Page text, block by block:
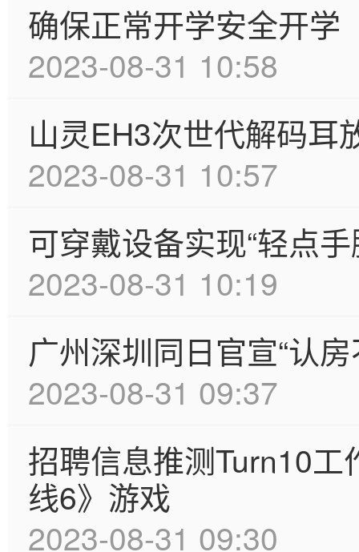
确保正常开学安全开学
2023-08-31 10:58
山灵EH3次世代解码耳
2023-08-31 10:57
可穿戴设备实现“轻点
2023-08-31 10:19
广州深圳同日官宣“认房
2023-08-31 09:37
招聘信息推测Turn10
线6》游戏
2023-08-31 09:30